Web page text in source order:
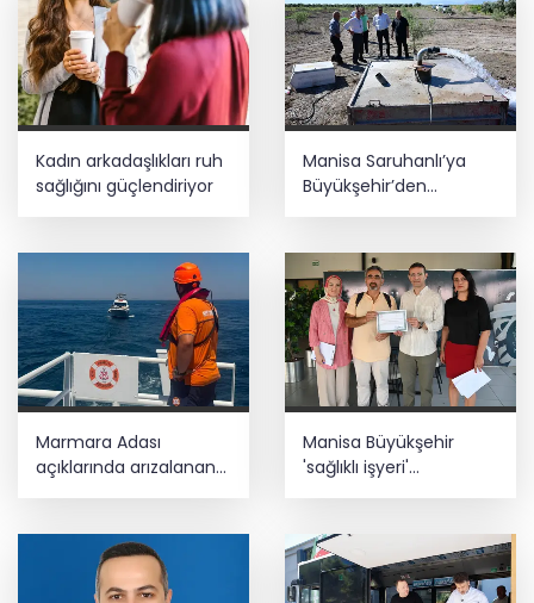
Kadın arkadaşlıkları ruh
sağlığını güçlendiriyor
Manisa Saruhanlı’ya
Büyükşehir’den
Marmara Adası
açıklarında arızalanan
tekne kurtarıldı
Manisa Büyükşehir
'sağlıklı işyeri'
sertifikasına kavuştu